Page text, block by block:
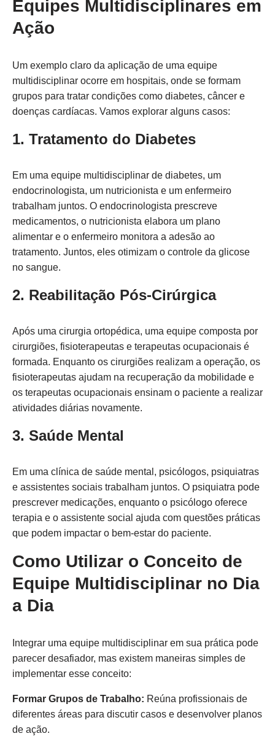
Equipes Multidisciplinares em
Ação
Um exemplo claro da aplicação de uma equipe
multidisciplinar ocorre em hospitais, onde se formam
grupos para tratar condições como diabetes, câncer e
doenças cardíacas. Vamos explorar alguns casos:
1. Tratamento do Diabetes
Em uma equipe multidisciplinar de diabetes, um
endocrinologista, um nutricionista e um enfermeiro
trabalham juntos. O endocrinologista prescreve
medicamentos, o nutricionista elabora um plano
alimentar e o enfermeiro monitora a adesão ao
tratamento. Juntos, eles otimizam o controle da glicose
no sangue.
2. Reabilitação Pós-Cirúrgica
Após uma cirurgia ortopédica, uma equipe composta por
cirurgiões, fisioterapeutas e terapeutas ocupacionais é
formada. Enquanto os cirurgiões realizam a operação, os
fisioterapeutas ajudam na recuperação da mobilidade e
os terapeutas ocupacionais ensinam o paciente a realizar
atividades diárias novamente.
3. Saúde Mental
Em uma clínica de saúde mental, psicólogos, psiquiatras
e assistentes sociais trabalham juntos. O psiquiatra pode
prescrever medicações, enquanto o psicólogo oferece
terapia e o assistente social ajuda com questões práticas
que podem impactar o bem-estar do paciente.
Como Utilizar o Conceito de
Equipe Multidisciplinar no Dia
a Dia
Integrar uma equipe multidisciplinar em sua prática pode
parecer desafiador, mas existem maneiras simples de
implementar esse conceito:
Formar Grupos de Trabalho: Reúna profissionais de
diferentes áreas para discutir casos e desenvolver planos
de ação.